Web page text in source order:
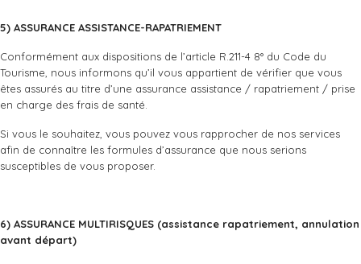
5) ASSURANCE ASSISTANCE-RAPATRIEMENT
Conformément aux dispositions de l’article R.211-4 8° du Code du
Tourisme, nous informons qu’il vous appartient de vérifier que vous
êtes assurés au titre d’une assurance assistance / rapatriement / prise
en charge des frais de santé.
Si vous le souhaitez, vous pouvez vous rapprocher de nos services
afin de connaître les formules d’assurance que nous serions
susceptibles de vous proposer.
6) ASSURANCE MULTIRISQUES (assistance rapatriement, annulation
avant départ)